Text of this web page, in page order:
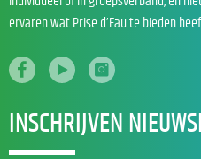
ervaren wat Prise d’Eau te bieden
INSCHRIJVEN